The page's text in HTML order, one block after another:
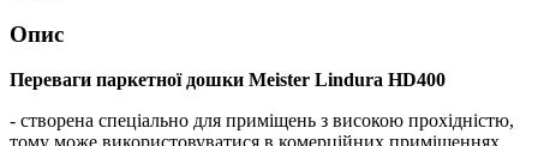
Опис
Переваги паркетної дошки Meister Lindura HD400
- створена спеціально для приміщень з високою прохідністю,